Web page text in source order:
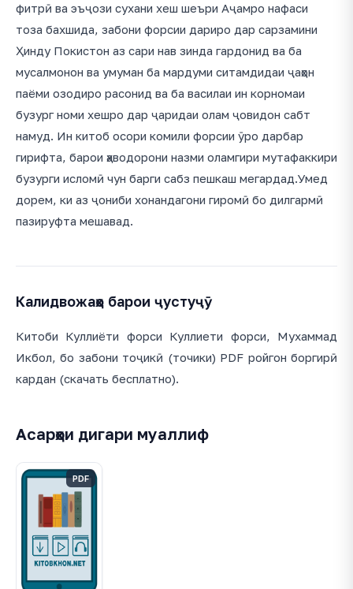
фитрӣ ва эъҷози сухани хеш шеъри Аҷамро нафаси
тоза бахшида, забони форсии дариро дар сарзамини
Ҳинду Покистон аз сари нав зинда гардонид ва ба
мусалмонон ва умуман ба мардуми ситамдидаи ҷаҳон
паёми озодиро расонид ва ба василаи ин корномаи
бузург номи хешро дар ҷаридаи олам ҷовидон сабт
намуд. Ин китоб осори комили форсии ӯро дарбар
гирифта, барои ҳаводорони назми оламгири мутафаккири
бузурги исломӣ чун барги сабз пешкаш мегардад.Умед
дорем, ки аз ҷониби хонандагони гиромӣ бо дилгармӣ
пазируфта мешавад.
Калидвожаҳо барои ҷустуҷӯ
Китоби Куллиёти форси Куллиети форси, Мухаммад
Икбол, бо забони тоҷикӣ (точики) PDF ройгон боргирӣ
кардан (скачать бесплатно).
Асарҳои дигари муаллиф
PDF